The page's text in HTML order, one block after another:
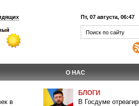
Пт, 07 августа, 06:47
О НАС
в
БЛОГИ
В Госдуме